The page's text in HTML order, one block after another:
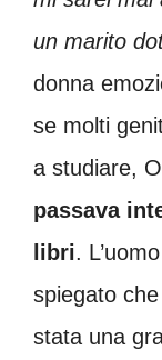
un marito
donna
se molti
a studiare,
passava
libri.
spiegato
stata una